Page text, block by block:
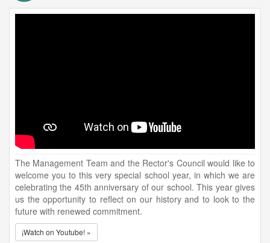
The Management Team and the Rector's Council would like to
welcome you to this very special school year, in which we are
celebrating the 45th anniversary of our school. This year gives
us the opportunity to reflect on our history and to look to the
future with renewed commitment.
¡Watch on Youtube! »